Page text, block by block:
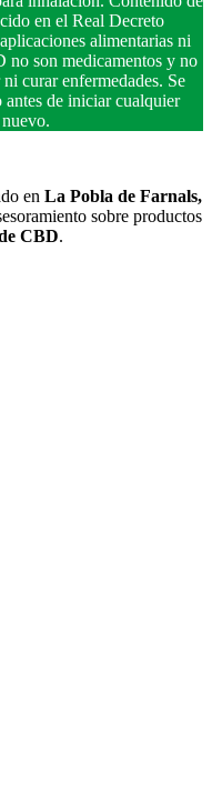
en el Real Decreto
alimentarias ni
no son medicamentos y no
curar enfermedades. Se
de iniciar cualquier
en La Pobla de Farnals,
sobre productos
CBD.